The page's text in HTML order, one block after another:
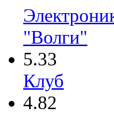
"Волги"
5.33
Клуб
4.82